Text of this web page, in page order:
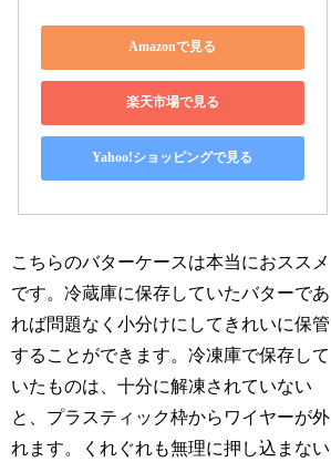
Amazonで見る
楽天市場で見る
Yahoo!ショッピングで見る
こちらのバターケースは本当におススメ
です。冷蔵庫に保存していたバターであ
れば問題なく小分けにしてきれいに保管
することができます。冷凍庫で保存して
いたものは、十分に解凍されていない
と、プラスティック枠からワイヤーが外
れます。くれぐれも無理に押し込まない